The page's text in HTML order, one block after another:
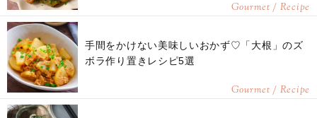
Gourmet / Recipe
手間をかけない美味しいおかず♡「大根」のズ
ボラ作り置きレシピ5選
Gourmet / Recipe